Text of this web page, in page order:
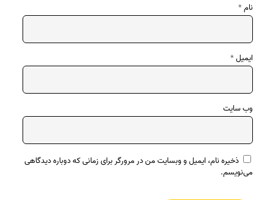
نام*
ایمیل*
وب‌ سایت
ذخیره نام، ایمیل و وبسایت من در مرورگر برای زمانی که دوباره دیدگاهی
می‌نویسم.